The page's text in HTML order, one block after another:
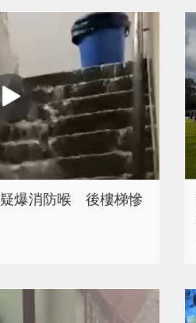
爆消防喉 後樓梯慘